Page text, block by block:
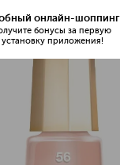
онлайн-шоппинг
бонусы за первую
установку приложения!
ногтей